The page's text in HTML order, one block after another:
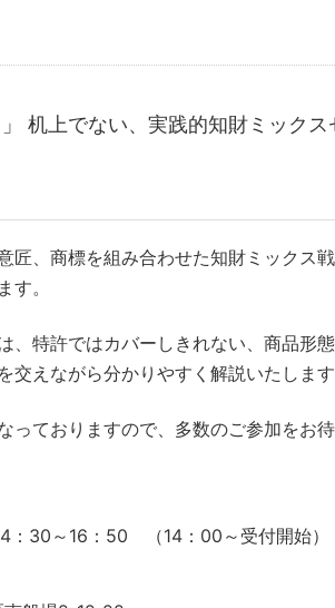
机上でない、実践的知財ミック
匠、商標を組み合わせた知財ミックス
す。
、特許ではカバーしきれない、商品形
交えながら分かりやすく解説いたします
っておりますので、 多数のご参加をお
～16：50 （14：00～受付開始）